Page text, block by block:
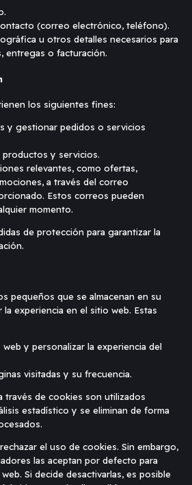
(correo electrónico, teléfono).
u otros detalles necesarios para
entregas o facturación.
los siguientes fines:
y gestionar pedidos o servicios
productos y servicios.
relevantes, como ofertas,
a través del correo
Estos correos pueden
momento.
de protección para garantizar la
pequeños que se almacenan en su
experiencia en el sitio web. Estas
y personalizar la experiencia del
visitadas y su frecuencia.
través de cookies son utilizados
estadístico y se eliminan de forma
el uso de cookies. Sin embargo,
las aceptan por defecto para
Si decide desactivarlas, es posible